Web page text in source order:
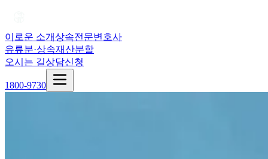
이로운 소개상속전문변호사
유류분·상속재산분할
오시는 길상담신청
1800-9730